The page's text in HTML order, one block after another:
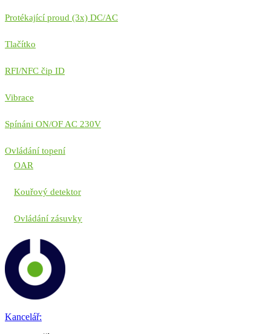
Protékající proud (3x) DC/AC
Tlačítko
RFI/NFC čip ID
Vibrace
Spínáni ON/OF AC 230V
Ovládání topení
OAR
Kouřový detektor
Ovládání zásuvky
Kancelář: